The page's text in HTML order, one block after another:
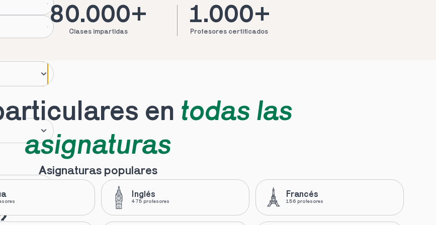
80.000+
Clases impartidas
1.000+
Profesores certificados
en todas las
asignaturas
Asignaturas populares
Inglés
475 profesores
Francés
156 profesores